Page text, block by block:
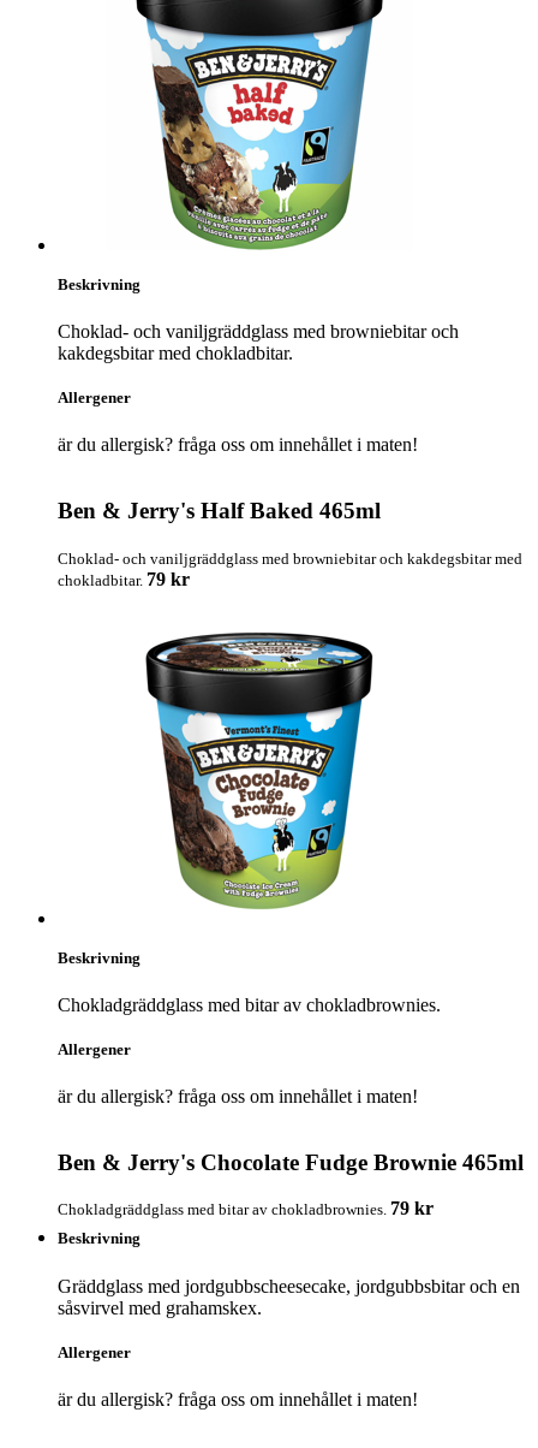
Beskrivning
Choklad- och vaniljgräddglass med browniebitar och
kakdegsbitar med chokladbitar.
Allergener
är du allergisk? fråga oss om innehållet i maten!
Ben & Jerry's Half Baked 465ml
Choklad- och vaniljgräddglass med browniebitar och kakdegsbitar med
chokladbitar. 79 kr
Beskrivning
Chokladgräddglass med bitar av chokladbrownies.
Allergener
är du allergisk? fråga oss om innehållet i maten!
Ben & Jerry's Chocolate Fudge Brownie 465ml
Chokladgräddglass med bitar av chokladbrownies. 79 kr
Beskrivning
Gräddglass med jordgubbscheesecake, jordgubbsbitar och en
såsvirvel med grahamskex.
Allergener
är du allergisk? fråga oss om innehållet i maten!